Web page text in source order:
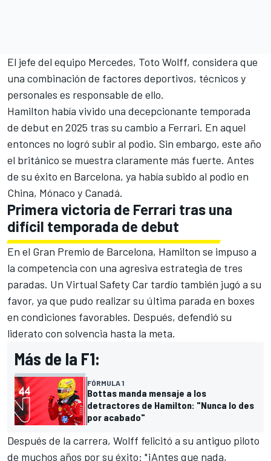
El jefe del equipo Mercedes, Toto Wolff, considera que
una combinación de factores deportivos, técnicos y
personales es responsable de ello.
Hamilton había vivido una decepcionante temporada
de debut en 2025 tras su cambio a Ferrari. En aquel
entonces no logró subir al podio. Sin embargo, este año
el británico se muestra claramente más fuerte. Antes
de su éxito en Barcelona, ya había subido al podio en
China, Mónaco y Canadá.
Primera victoria de Ferrari tras una
difícil temporada de debut
En el Gran Premio de Barcelona, Hamilton se impuso a
la competencia con una agresiva estrategia de tres
paradas. Un Virtual Safety Car tardío también jugó a su
favor, ya que pudo realizar su última parada en boxes
en condiciones favorables. Después, defendió su
liderato con solvencia hasta la meta.
Más de la F1:
FÓRMULA 1
Bottas manda mensaje a los
detractores de Hamilton: "Nunca lo des
por acabado"
Después de la carrera, Wolff felicitó a su antiguo piloto
de muchos años por su éxito: "¡Antes que nada,